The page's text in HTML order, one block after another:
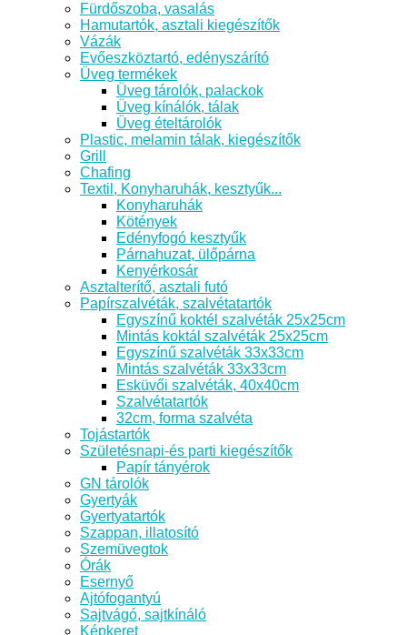
Fürdőszoba, vasalás
Hamutartók, asztali kiegészítők
Vázák
Evőeszköztartó, edényszárító
Üveg termékek
Üveg tárolók, palackok
Üveg kínálók, tálak
Üveg ételtárolók
Plastic, melamin tálak, kiegészítők
Grill
Chafing
Textil, Konyharuhák, kesztyűk...
Konyharuhák
Kötények
Edényfogó kesztyűk
Párnahuzat, ülőpárna
Kenyérkosár
Asztalterítő, asztali futó
Papírszalvéták, szalvétatartók
Egyszínű koktél szalvéták 25x25cm
Mintás koktál szalvéták 25x25cm
Egyszínű szalvéták 33x33cm
Mintás szalvéták 33x33cm
Esküvői szalvéták, 40x40cm
Szalvétatartók
32cm, forma szalvéta
Tojástartók
Születésnapi-és parti kiegészítők
Papír tányérok
GN tárolók
Gyertyák
Gyertyatartók
Szappan, illatosító
Szemüvegtok
Órák
Esernyő
Ajtófogantyú
Sajtvágó, sajtkínáló
Képkeret